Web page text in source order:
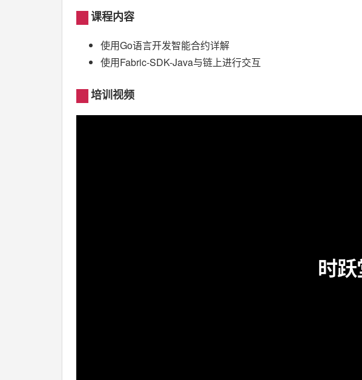
课程内容
使用Go语言开发智能合约详解
使用Fabric-SDK-Java与链上进行交互
培训视频